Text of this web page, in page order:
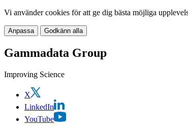
Vi använder cookies för att ge dig bästa möjliga
Anpassa Godkänn alla
Gammadata Group
Improving Science
X
LinkedIn
YouTube